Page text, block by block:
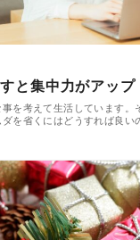
と集中力がアップ
を考えて生活しています。
を省くにはどうすれば良い